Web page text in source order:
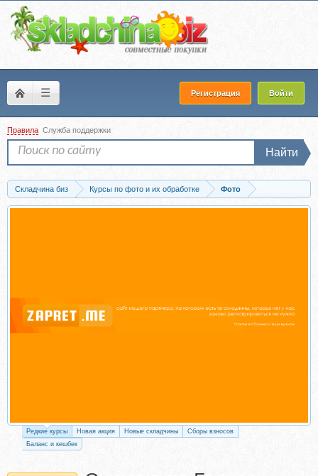
☰ Регистрация Войти
Правила Служба поддержки
Найти
Складчина биз Курсы по фото и их обработке
Фото
Скачать Снимаю на Гелиос. Мануальные объективы (Анастасия Кучина)
Редкие курсы Новая акция Новые складчины
Сборы взносов
Баланс и кешбек